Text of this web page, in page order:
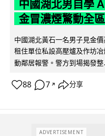
中國湖北男自學
金冒濃煙驚動全區
中國湖北黃石一名男子見金
租住單位私設高壓爐及作坊
動鄰居報警。警方到場揭發整
88 7 ↗ 分享
ADVERTISEMENT